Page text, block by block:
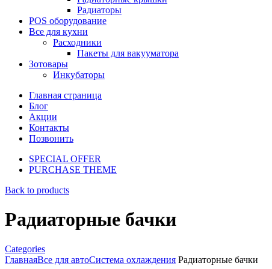
Радиаторы
POS оборудование
Все для кухни
Расходники
Пакеты для вакууматора
Зотовары
Инкубаторы
Главная страница
Блог
Акции
Контакты
Позвонить
SPECIAL OFFER
PURCHASE THEME
Back to products
Радиаторные бачки
Categories
ГлавнаяВсе для автоСистема охлаждения Радиаторные бачки